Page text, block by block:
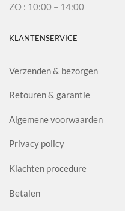
ZO : 10:00 – 14:00
KLANTENSERVICE
Verzenden & bezorgen
Retouren & garantie
Algemene voorwaarden
Privacy policy
Klachten procedure
Betalen